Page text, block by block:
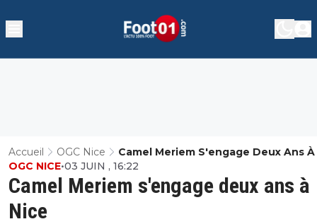
Accueil OGC Nice Camel Meriem S'engage Deux Ans
Camel Meriem s'engage deux ans à
Nice
OGC NICE•03 JUIN , 16:22